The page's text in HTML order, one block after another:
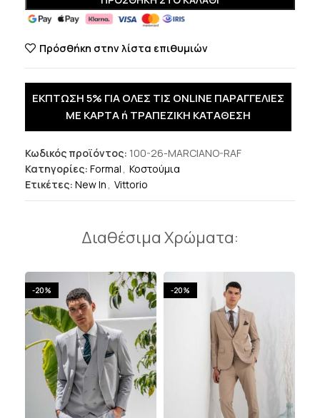
Πρόσθήκη στην λίστα επιθυμιών
ΕΚΠΤΩΣΗ 5% ΓΙΑ ΟΛΕΣ ΤΙΣ ONLINE ΠΑΡΑΓΓΕΛΙΕΣ
ΜΕ ΚΑΡΤΑ ή ΤΡΑΠΕΖΙΚΗ ΚΑΤΑΘΕΣΗ
Κωδικός προϊόντος: 100-26-MARCIANO-RAF
Κατηγορίες: Formal , Κοστούμια
Ετικέτες: New In , Vittorio
Διαθέσιμα Χρώματα:
-20% -20%